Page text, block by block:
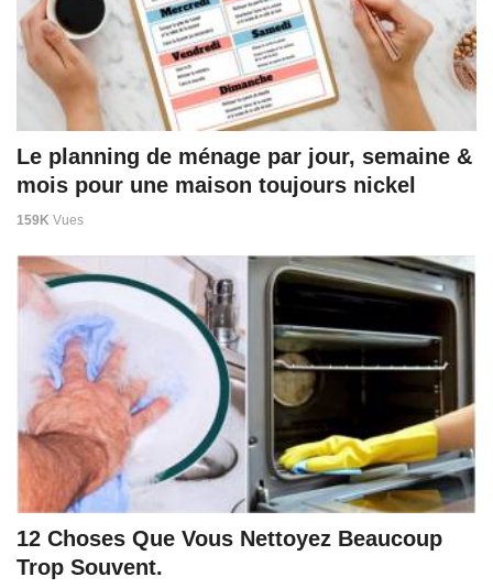
Le planning de ménage par jour, semaine &
mois pour une maison toujours nickel
159K Vues
12 Choses Que Vous Nettoyez Beaucoup
Trop Souvent.